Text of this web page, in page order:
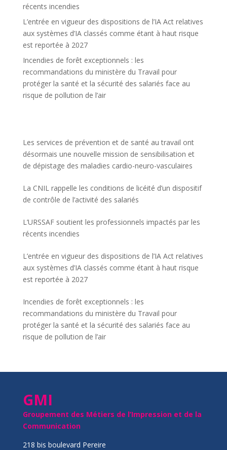
récents incendies
L’entrée en vigueur des dispositions de l’IA Act relatives
aux systèmes d’IA classés comme étant à haut risque
est reportée à 2027
Incendies de forêt exceptionnels : les
recommandations du ministère du Travail pour
protéger la santé et la sécurité des salariés face au
risque de pollution de l’air
Les services de prévention et de santé au travail ont
désormais une nouvelle mission de sensibilisation et
de dépistage des maladies cardio-neuro-vasculaires
La CNIL rappelle les conditions de licéité d’un dispositif
de contrôle de l’activité des salariés
L’URSSAF soutient les professionnels impactés par les
récents incendies
L’entrée en vigueur des dispositions de l’IA Act relatives
aux systèmes d’IA classés comme étant à haut risque
est reportée à 2027
Incendies de forêt exceptionnels : les
recommandations du ministère du Travail pour
protéger la santé et la sécurité des salariés face au
risque de pollution de l’air
GMI
Groupement des Métiers de l’Impression et de la
Communication
218 bis boulevard Pereire